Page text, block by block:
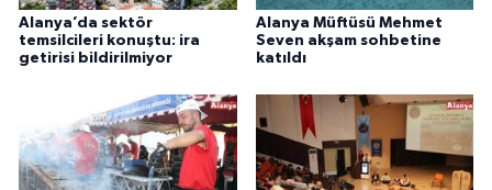
Alanya’da sektör
temsilcileri konuştu: ira
getirisi bildirilmiyor
Alanya Müftüsü Mehmet
Seven akşam sohbetine
katıldı